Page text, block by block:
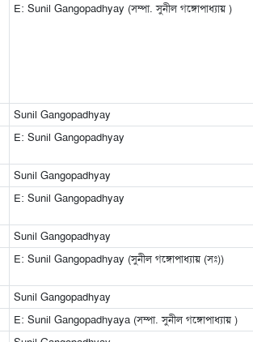
E: Sunil Gangopadhyay (সম্পা. সুনীল গঙ্গোপাধ্যায় )
Sunil Gangopadhyay
E: Sunil Gangopadhyay
Sunil Gangopadhyay
E: Sunil Gangopadhyay
Sunil Gangopadhyay
E: Sunil Gangopadhyay (সুনীল গঙ্গোপাধ্যায় (সঃ))
Sunil Gangopadhyay
E: Sunil Gangopadhyaya (সম্পা. সুনীল গঙ্গোপাধ্যায় )